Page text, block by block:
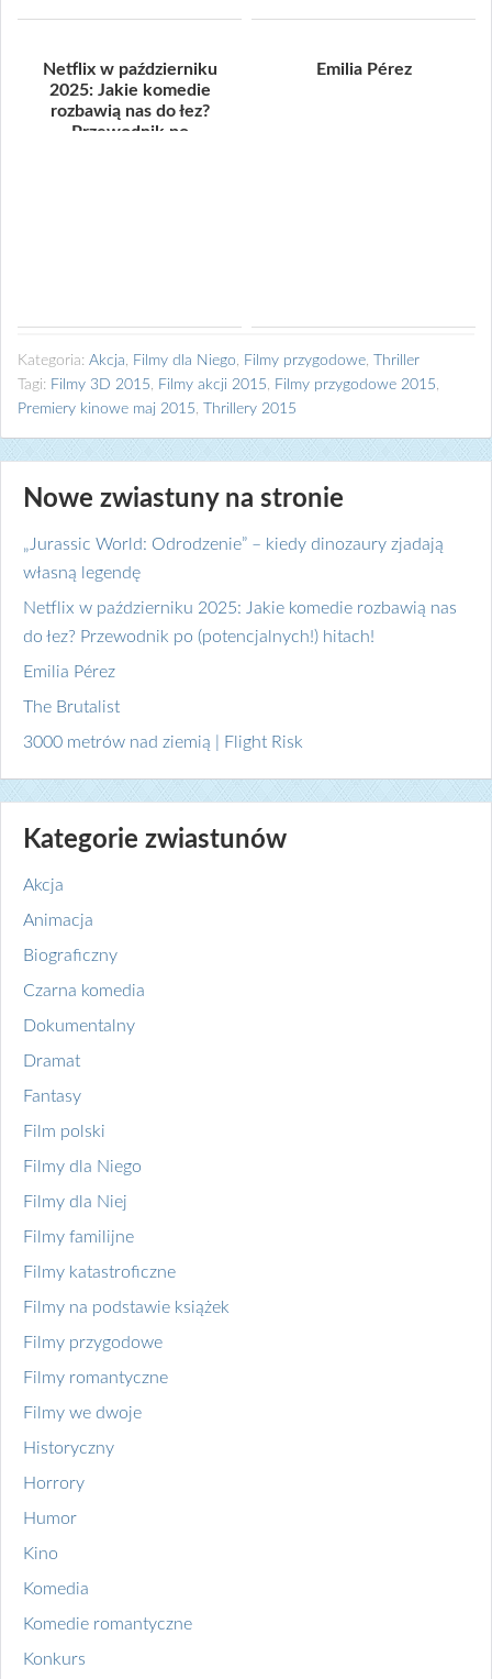
Netflix w październiku
2025: Jakie komedie
rozbawią nas do łez?
Przewodnik po
Emilia Pérez
Kategoria: Akcja, Filmy dla Niego, Filmy przygodowe,
Thriller
Tagi: Filmy 3D 2015, Filmy akcji 2015, Filmy przygodowe 2015,
Premiery kinowe maj 2015, Thrillery 2015
Nowe zwiastuny na stronie
„Jurassic World: Odrodzenie” – kiedy dinozaury zjadają
własną legendę
Netflix w październiku 2025: Jakie komedie rozbawią nas
do łez? Przewodnik po (potencjalnych!) hitach!
Emilia Pérez
The Brutalist
3000 metrów nad ziemią | Flight Risk
Kategorie zwiastunów
Akcja
Animacja
Biograficzny
Czarna komedia
Dokumentalny
Dramat
Fantasy
Film polski
Filmy dla Niego
Filmy dla Niej
Filmy familijne
Filmy katastroficzne
Filmy na podstawie książek
Filmy przygodowe
Filmy romantyczne
Filmy we dwoje
Historyczny
Horrory
Humor
Kino
Komedia
Komedie romantyczne
Konkurs